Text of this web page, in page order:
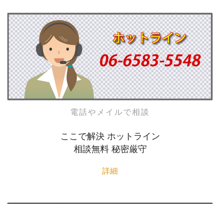
電話やメイルで相談
ここで解決 ホットライン
相談無料 秘密厳守
詳細